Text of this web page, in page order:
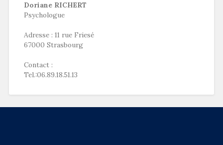
Doriane RICHERT
Psychologue
Adresse : 11 rue Friesé
67000 Strasbourg
Contact :
Tel.:06.89.18.51.13